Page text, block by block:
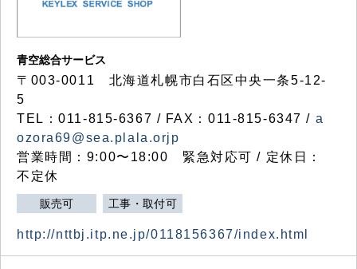
青空総合サービス
〒003-0011 北海道札幌市白石区中央一条5-12-
5
TEL：011-815-6367 / FAX：011-815-6347 / a
ozora69@sea.plala.orjp
営業時間：9:00〜18:00 緊急対応可 / 定休日：
不定休
販売可 工事・取付可
http://nttbj.itp.ne.jp/0118156367/index.html